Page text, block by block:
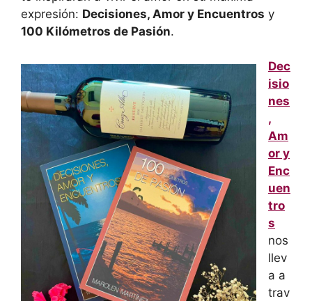
expresión: Decisiones, Amor y Encuentros y
100 Kilómetros de Pasión.
Dec
isio
nes
,
Am
or y
Enc
uen
tro
s
nos
llev
a a
trav